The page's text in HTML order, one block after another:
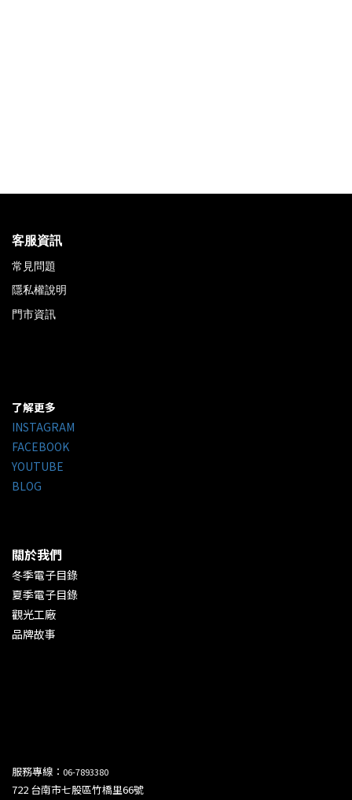
客服資訊
常見問題
隱私權說明
門市資訊
了解更多
INSTAGRAM
FACEBOOK
YOUTUBE
BLOG
關於我們
冬季電子目錄
夏季電子目錄
觀光工廠
品牌故事
服務專線： 06-7893380
722 台南市七股區竹橋里66號